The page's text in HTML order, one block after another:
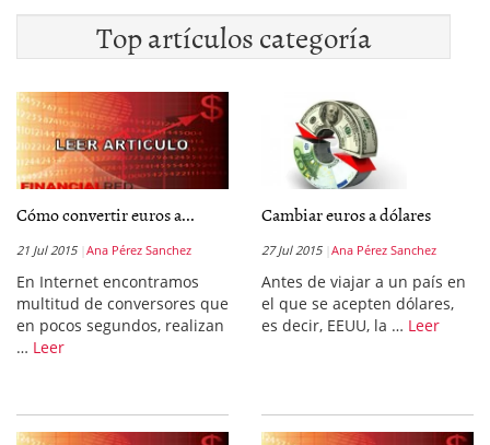
Top artículos categoría
Cómo convertir euros a...
21 Jul 2015 Ana Pérez Sanchez
En Internet encontramos
multitud de conversores que
en pocos segundos, realizan
… Leer
Cambiar euros a dólares
27 Jul 2015 Ana Pérez Sanchez
Antes de viajar a un país en
el que se acepten dólares,
es decir, EEUU, la … Leer